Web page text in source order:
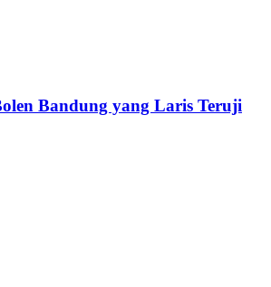
Bandung yang Laris Teruji